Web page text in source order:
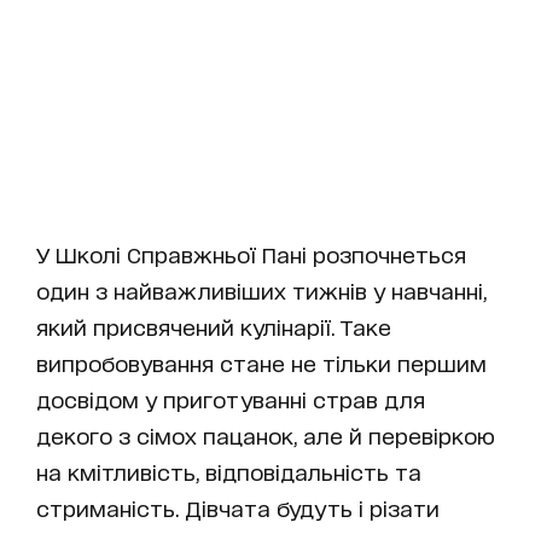
У Школі Справжньої Пані розпочнеться
один з найважливіших тижнів у навчанні,
який присвячений кулінарії. Таке
випробовування стане не тільки першим
досвідом у приготуванні страв для
декого з сімох пацанок, але й перевіркою
на кмітливість, відповідальність та
стриманість. Дівчата будуть і різати